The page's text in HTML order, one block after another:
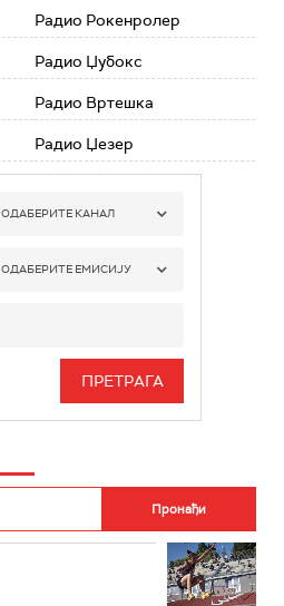
Радио Рокенролер
Радио Џубокс
Радио Вртешка
Радио Џезер
ОДАБЕРИТЕ КАНАЛ
РАДИО БЕОГРАД 1
РАДИО БЕОГРАД 3
РАДИО РОКЕНРОЛЕР
ОДАБЕРИТЕ ЕМИСИЈУ
ИНФО